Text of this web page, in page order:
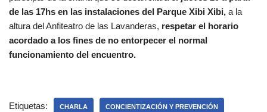
de las 17hs en las instalaciones del Parque Xibi Xibi, a la
altura del Anfiteatro de las Lavanderas, respetar el horario
acordado a los fines de no entorpecer el normal
funcionamiento del encuentro.
Etiquetas: CHARLA CONCIENTIZACIÓN Y PREVENCIÓN